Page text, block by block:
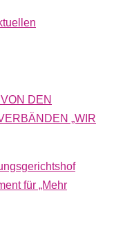
DEN
„WIR
für „Mehr